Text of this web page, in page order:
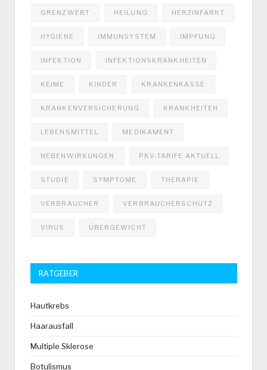
GRENZWERT HEILUNG HERZINFARKT
HYGIENE IMMUNSYSTEM IMPFUNG
INFEKTION INFEKTIONSKRANKHEITEN
KEIME KINDER KRANKENKASSE
KRANKENVERSICHERUNG KRANKHEITEN
LEBENSMITTEL MEDIKAMENT
NEBENWIRKUNGEN PKV-TARIFE AKTUELL
STUDIE SYMPTOME THERAPIE
VERBRAUCHER VERBRAUCHERSCHUTZ
VIRUS ÜBERGEWICHT
RATGEBER
Hautkrebs
Haarausfall
Multiple Sklerose
Botulismus